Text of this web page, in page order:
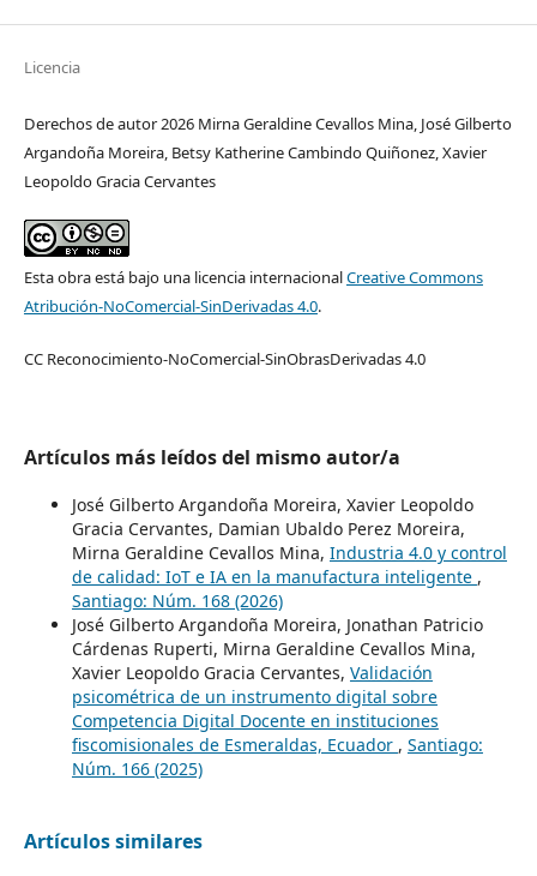
Licencia
Derechos de autor 2026 Mirna Geraldine Cevallos Mina, José Gilberto
Argandoña Moreira, Betsy Katherine Cambindo Quiñonez, Xavier
Leopoldo Gracia Cervantes
Esta obra está bajo una licencia internacionalCreative Commons
Atribución-NoComercial-SinDerivadas 4.0.
CC Reconocimiento-NoComercial-SinObrasDerivadas 4.0
Artículos más leídos del mismo autor/a
José Gilberto Argandoña Moreira, Xavier Leopoldo
Gracia Cervantes, Damian Ubaldo Perez Moreira,
Mirna Geraldine Cevallos Mina, Industria 4.0 y control
de calidad: IoT e IA en la manufactura inteligente ,
Santiago: Núm. 168 (2026)
José Gilberto Argandoña Moreira, Jonathan Patricio
Cárdenas Ruperti, Mirna Geraldine Cevallos Mina,
Xavier Leopoldo Gracia Cervantes, Validación
psicométrica de un instrumento digital sobre
Competencia Digital Docente en instituciones
fiscomisionales de Esmeraldas, Ecuador , Santiago:
Núm. 166 (2025)
Artículos similares